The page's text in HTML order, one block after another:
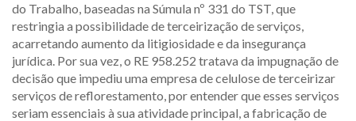
do Trabalho, baseadas na Súmula nº 331 do TST, que
restringia a possibilidade de terceirização de serviços,
acarretando aumento da litigiosidade e da insegurança
jurídica. Por sua vez, o RE 958.252 tratava da impugnação de
decisão que impediu uma empresa de celulose de terceirizar
serviços de reflorestamento, por entender que esses serviços
seriam essenciais à sua atividade principal, a fabricação de